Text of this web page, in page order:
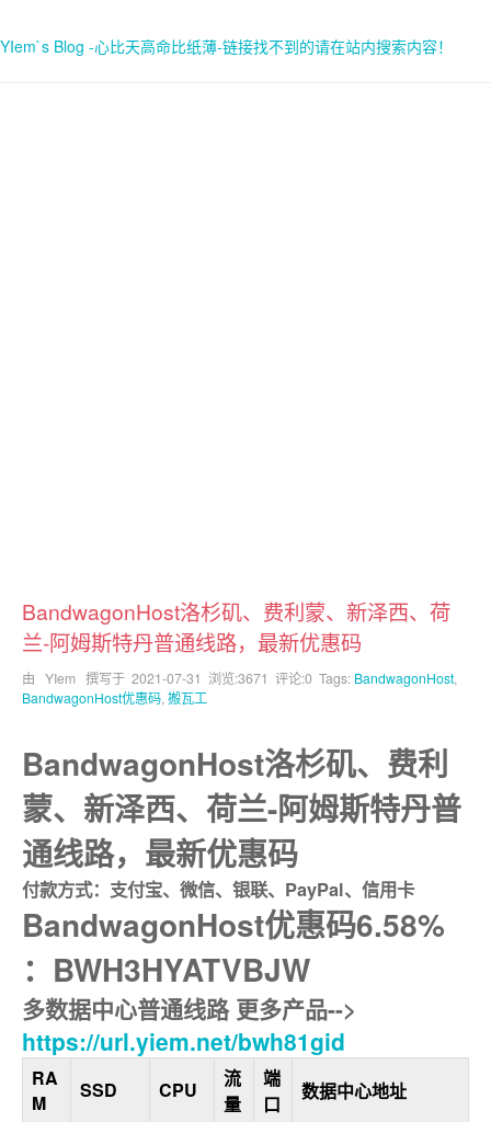
YIem`s Blog -心比天高命比纸薄-链接找不到的请在站内搜索内容！
BandwagonHost洛杉矶、费利蒙、新泽西、荷
兰-阿姆斯特丹普通线路，最新优惠码
由 YIem 撰写于 2021-07-31 浏览:3671 评论:0 Tags: BandwagonHost,
BandwagonHost优惠码, 搬瓦工
BandwagonHost洛杉矶、费利
蒙、新泽西、荷兰-阿姆斯特丹普
通线路，最新优惠码
付款方式：支付宝、微信、银联、PayPal、信用卡
BandwagonHost优惠码6.58%
：BWH3HYATVBJW
多数据中心普通线路 更多产品-->
https://url.yiem.net/bwh81gid
RA
M
SSD CPU
流
量
端
口
数据中心地址